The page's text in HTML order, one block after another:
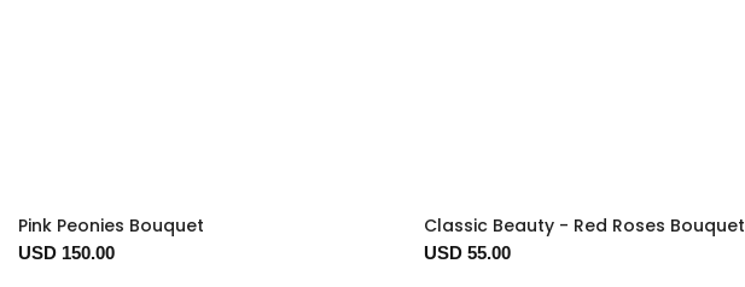
Pink Peonies Bouquet
USD 150.00
Classic Beauty - Red Roses Bouquet
USD 55.00